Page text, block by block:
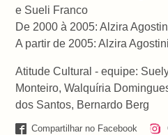
e Sueli Franco
De 2000 à 2005: Alzira
A partir de 2005: Alzira
Atitude Cultural - equipe:
Monteiro, Walquíria
dos Santos, Bernardo Berg
Compartilhar no Facebook